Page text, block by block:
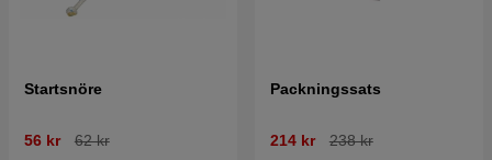
Startsnöre
56 kr 62 kr
Packningssats
214 kr 238 kr